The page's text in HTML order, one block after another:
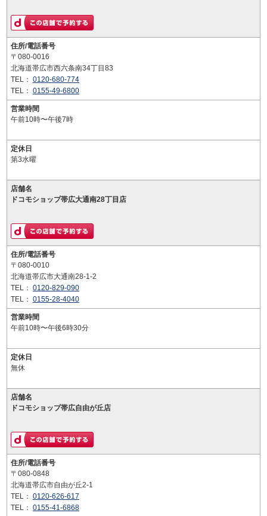
住所/電話番号
〒080-0016
北海道帯広市西六条南34丁目83
TEL： 0120-680-774
TEL： 0155-49-6800
営業時間
午前10時〜午後7時
定休日
第3水曜
店舗名
ドコモショップ帯広大通南28丁目店
住所/電話番号
〒080-0010
北海道帯広市大通南28-1-2
TEL： 0120-829-090
TEL： 0155-28-4040
営業時間
午前10時〜午後6時30分
定休日
無休
店舗名
ドコモショップ帯広自由が丘店
住所/電話番号
〒080-0848
北海道帯広市自由が丘2-1
TEL： 0120-626-617
TEL： 0155-41-6868